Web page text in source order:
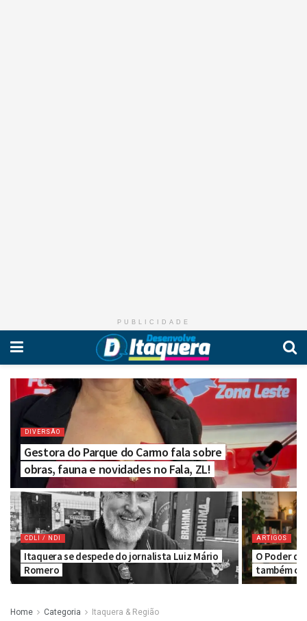
PUBLICIDADE
DIVERSÃO
Gestora do Parque do Carmo fala sobre
obras, fauna e novidades no Fala, ZL!
CDLI / NDI
Itaquera se despede do jornalista Luiz Mário
Romero
ARTIGOS
O Poder
também
Home Categoria Itaquera & Região